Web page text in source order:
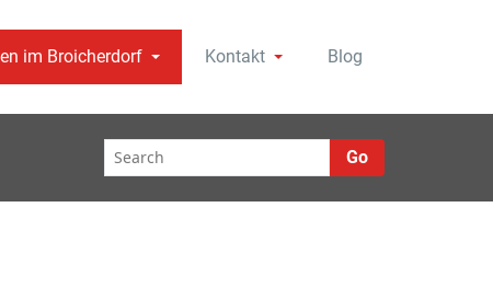
und Tiefgarage. Wir suchen ständig
im Broicherdorf Kontakt Blog
Go